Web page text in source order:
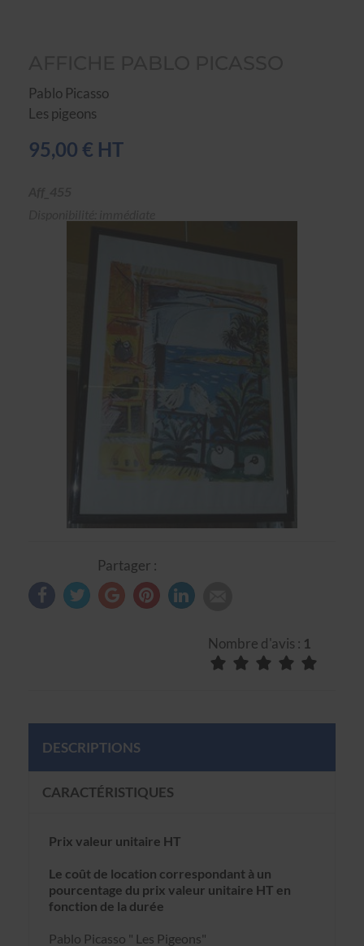
Pablo Picasso
Les pigeons
95,00 € HT
Partager :
Nombre d'avis : 1
DESCRIPTIONS
CARACTÉRISTIQUES
Prix valeur unitaire HT
Le coût de location correspondant à un
pourcentage du prix valeur unitaire HT en
fonction de la durée
Pablo Picasso " Les Pigeons"